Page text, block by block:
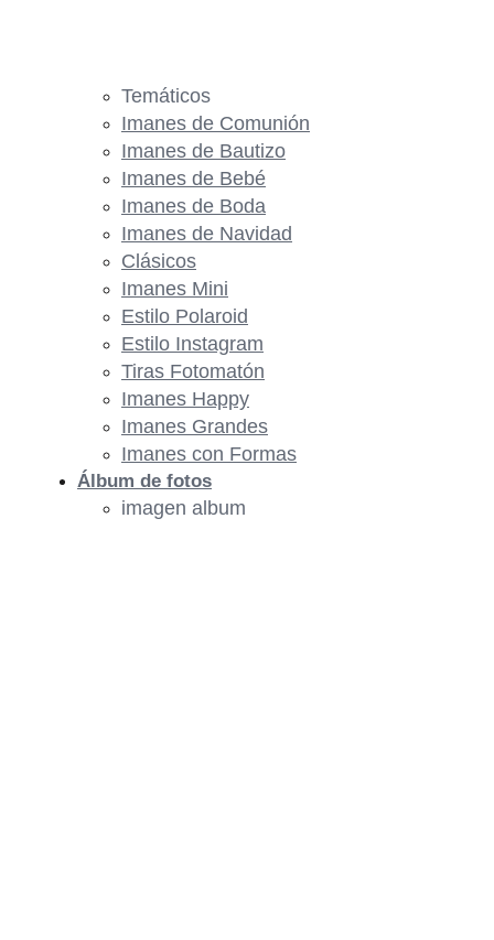
Temáticos
Imanes de Comunión
Imanes de Bautizo
Imanes de Bebé
Imanes de Boda
Imanes de Navidad
Clásicos
Imanes Mini
Estilo Polaroid
Estilo Instagram
Tiras Fotomatón
Imanes Happy
Imanes Grandes
Imanes con Formas
Álbum de fotos
imagen album